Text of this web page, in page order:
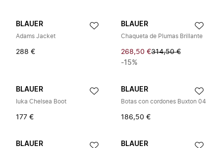
BLAUER
Adams Jacket
288 €
BLAUER
Chaqueta de Plumas Brillante
268,50 €314,50 €
-15%
BLAUER
Iuka Chelsea Boot
177 €
BLAUER
Botas con cordones Buxton 04
186,50 €
BLAUER BLAUER